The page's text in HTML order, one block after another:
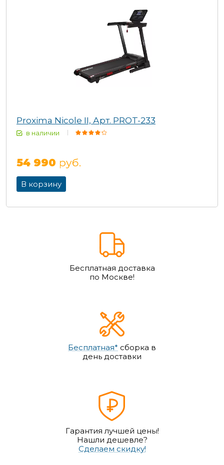
Proxima Nicole II, Арт. PROT-233
в наличии
54 990 руб.
В корзину
Бесплатная доставка
по Москве!
Бесплатная* сборка в
день доставки
Гарантия лучшей цены!
Нашли дешевле?
Сделаем скидку!